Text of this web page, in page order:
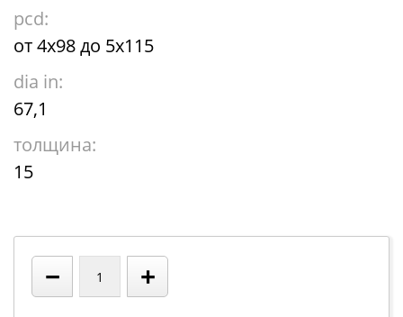
pcd:
от 4х98 до 5х115
dia in:
67,1
толщина:
15
− +